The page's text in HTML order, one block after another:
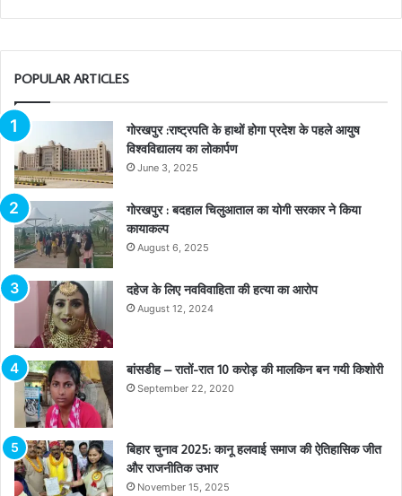
POPULAR ARTICLES
गोरखपुर :राष्ट्रपति के हाथों होगा प्रदेश के पहले आयुष
विश्वविद्यालय का लोकार्पण
June 3, 2025
गोरखपुर : बदहाल चिलुआताल का योगी सरकार ने किया
कायाकल्प
August 6, 2025
दहेज के लिए नवविवाहिता की हत्या का आरोप
August 12, 2024
बांसडीह – रातों-रात 10 करोड़ की मालकिन बन गयी किशोरी
September 22, 2020
बिहार चुनाव 2025: कानू हलवाई समाज की ऐतिहासिक जीत
और राजनीतिक उभार
November 15, 2025